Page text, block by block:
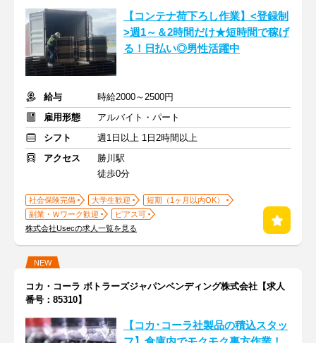
【コンテナ荷下ろし作業】<登録制
>週1～＆2時間だけ★短時間で稼げ
る！日払い◎男性活躍中
給与
時給2000～2500円
雇用形態
アルバイト・パート
シフト
週1日以上 1日2時間以上
アクセス
勝川駅
徒歩0分
社会保険完備 大学生歓迎
短期（1ヶ月以内OK）
副業・Ｗワーク歓迎
ピアス可
株式会社Usecの求人一覧を見る
NEW
コカ・コーラ ボトラーズジャパンベンディング株式会社【求人
番号：85310】
【コカ･コーラ社製品の積込スタッ